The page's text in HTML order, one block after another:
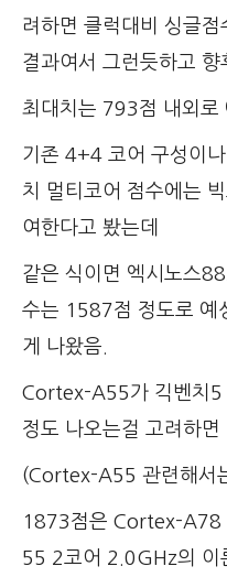
려하면 클럭대비 싱글점
결과여서 그런듯하고 향
최대치는 793점 내외로
기존 4+4 코어 구성이
치 멀티코어 점수에는
여한다고 봤는데
같은 식이면 엑시노스
수는 1587점 정도로 예
게 나왔음.
Cortex-A55가 긱벤치5
정도 나오는걸 고려하면
(Cortex-A55 관련해서
1873점은 Cortex-
55 2코어 2.0GHz의 이